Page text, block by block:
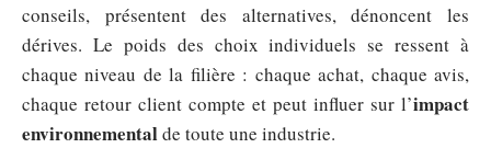
conseils, présentent des alternatives, dénoncent les
dérives. Le poids des choix individuels se ressent à
chaque niveau de la filière : chaque achat, chaque avis,
chaque retour client compte et peut influer sur l’impact
environnementalde toute une industrie.